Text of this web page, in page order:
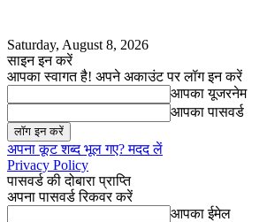
Saturday, August 8, 2026
साइन इन करें
आपका स्वागत है! अपने अकाउंट पर लॉग इन करें
आपका यूजरनेम
आपका पासवर्ड
अपना कूट शब्द भूल गए? मदद लें
Privacy Policy
पासवर्ड की दोबारा प्राप्ति
अपना पासवर्ड रिकवर करें
आपका ईमेल